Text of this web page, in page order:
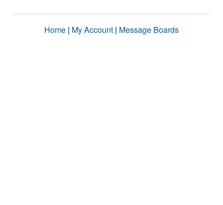
Home | My Account | Message Boards